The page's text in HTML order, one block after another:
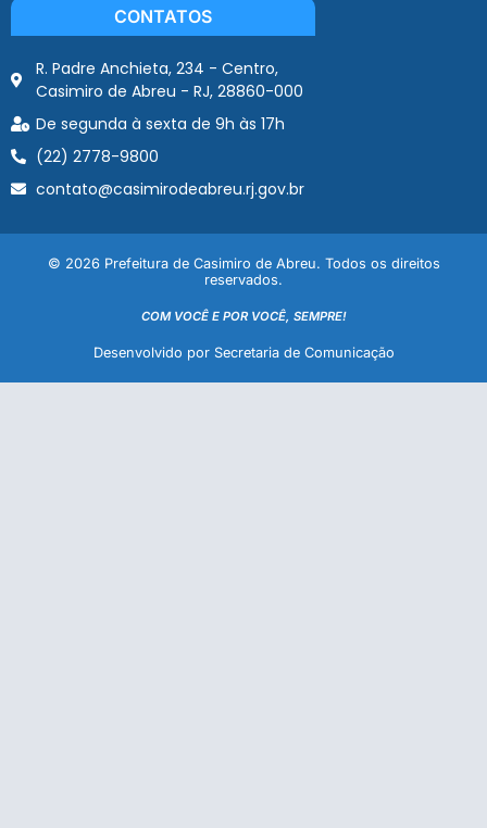
CONTATOS
R. Padre Anchieta, 234 - Centro,
Casimiro de Abreu - RJ, 28860-000
De segunda à sexta de 9h às 17h
(22) 2778-9800
contato@casimirodeabreu.rj.gov.br
© 2026 Prefeitura de Casimiro de Abreu. Todos os direitos
reservados.
COM VOCÊ E POR VOCÊ, SEMPRE!
Desenvolvido por Secretaria de Comunicação